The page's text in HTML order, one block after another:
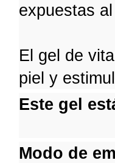
expuestas
El gel de
piel y
Este gel
Modo de